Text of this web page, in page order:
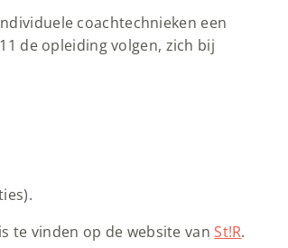
coachtechnieken een
de opleiding volgen, zich bij
te vinden op de website vanSt!R.